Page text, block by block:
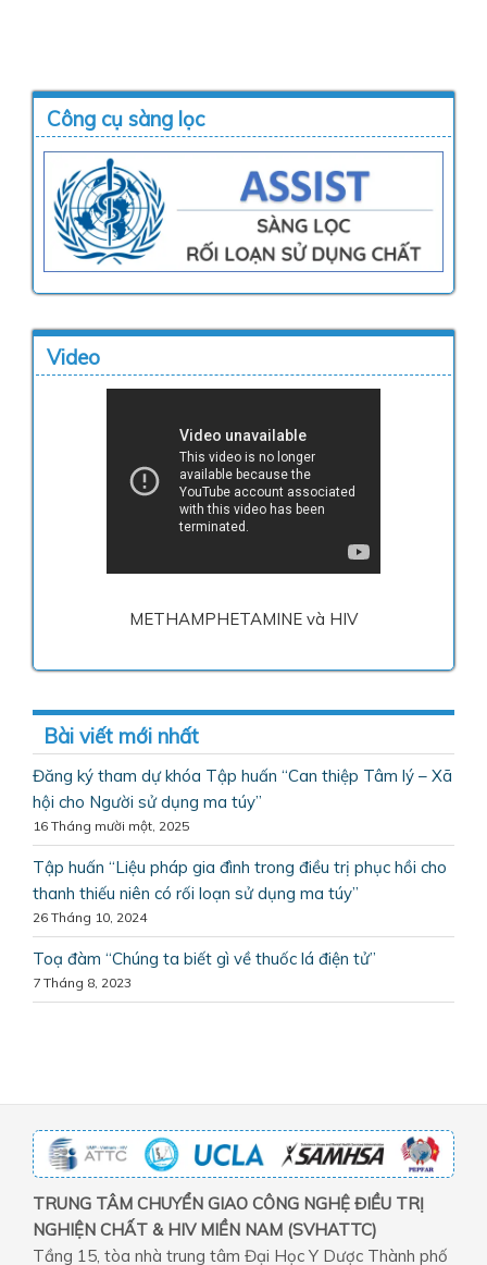
Công cụ sàng lọc
Video
METHAMPHETAMINE và HIV
Bài viết mới nhất
Đăng ký tham dự khóa Tập huấn “Can thiệp Tâm lý – Xã
hội cho Người sử dụng ma túy”
16 Tháng mười một, 2025
Tập huấn “Liệu pháp gia đình trong điều trị phục hồi cho
thanh thiếu niên có rối loạn sử dụng ma túy”
26 Tháng 10, 2024
Toạ đàm “Chúng ta biết gì về thuốc lá điện tử”
7 Tháng 8, 2023
TRUNG TÂM CHUYỂN GIAO CÔNG NGHỆ ĐIỀU TRỊ
NGHIỆN CHẤT & HIV MIỀN NAM (SVHATTC)
Tầng 15, tòa nhà trung tâm Đại Học Y Dược Thành phố